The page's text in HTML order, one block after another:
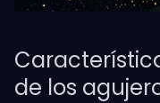
de los